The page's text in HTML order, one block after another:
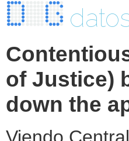
of Justice)
down the
Viendo